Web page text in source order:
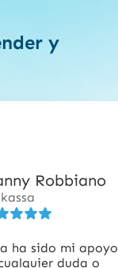
y
Robbiano
ha sido mi apoyo
duda o